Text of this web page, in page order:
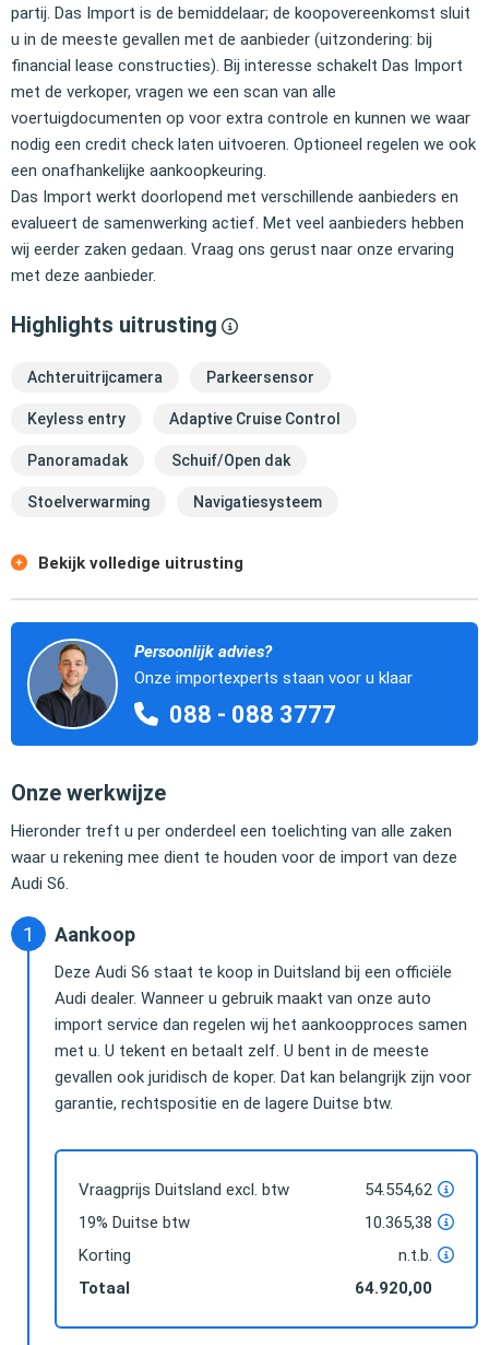
partij. Das Import is de bemiddelaar; de koopovereenkomst sluit
u in de meeste gevallen met de aanbieder (uitzondering: bij
financial lease constructies). Bij interesse schakelt Das Import
met de verkoper, vragen we een scan van alle
voertuigdocumenten op voor extra controle en kunnen we waar
nodig een credit check laten uitvoeren. Optioneel regelen we ook
een onafhankelijke aankoopkeuring.
Das Import werkt doorlopend met verschillende aanbieders en
evalueert de samenwerking actief. Met veel aanbieders hebben
wij eerder zaken gedaan. Vraag ons gerust naar onze ervaring
met deze aanbieder.
Highlights uitrusting
Achteruitrijcamera Parkeersensor
Keyless entry Adaptive Cruise Control
Panoramadak Schuif/Open dak
Stoelverwarming Navigatiesysteem
Bekijk volledige uitrusting
Persoonlijk advies?
Onze importexperts staan voor u klaar
088 - 088 3777
Onze werkwijze
Hieronder treft u per onderdeel een toelichting van alle zaken
waar u rekening mee dient te houden voor de import van deze
Audi S6.
Aankoop
Deze Audi S6 staat te koop in Duitsland bij een officiële
Audi dealer. Wanneer u gebruik maakt van onze auto
import service dan regelen wij het aankoopproces samen
met u. U tekent en betaalt zelf. U bent in de meeste
gevallen ook juridisch de koper. Dat kan belangrijk zijn voor
garantie, rechtspositie en de lagere Duitse btw.
Vraagprijs Duitsland excl. btw
54.554,62
19% Duitse btw
10.365,38
Korting
n.t.b.
Totaal
64.920,00